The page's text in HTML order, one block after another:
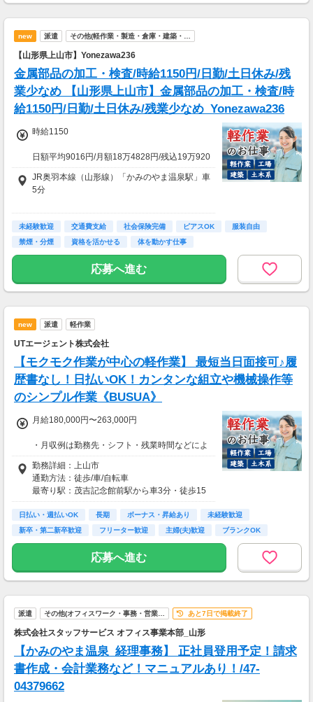
本業や家庭と両立しながら副業として活動され
ています。
new 派遣 その他(軽作業・製造・倉庫・建築・…
【山形県上山市】Yonezawa236
金属部品の加工・検査/時給1150円/日勤/土日休み/残
業少なめ 【山形県上山市】金属部品の加工・検査/時
給1150円/日勤/土日休み/残業少なめ_Yonezawa236
時給1150
日額平均9016円/月額18万4828円/残込19万920
8円
★応募資格★
の方は卒業後に派遣登録が可能です。）
JR奥羽本線（山形線）「かみのやま温泉駅」車
5分
車・バイク・自転車通勤可（無料駐車場有 ※敷
地内徒歩1分）
未経験歓迎 交通費支給 社会保険完備 ピアスOK
服装自由
禁煙・分煙
資格を活かせる 体を動かす仕事
応募へ進む
new 派遣 軽作業
UTエージェント株式会社
【モクモク作業が中心の軽作業】 最短当日面接可♪履
歴書なし！日払いOK！カンタンな組立や機械操作等
のシンプル作業《BUSUA》
月給180,000円〜263,000円
・月収例は勤務先・シフト・残業時間などによ
り変動します
・各種手当あり（残業手当、休出手当、深夜勤
務がある場合は深夜手当 など）
・昇給あり（昇格制度あり）
■日払い制度（新制度）
・最短5分で働いた分の給与を口座受取可能
・スマホからカンタン申請
・1,000円単位で利用可能
■交通費 上限30,000円まで支給 ※会社規定有
り
勤務詳細：上山市
通勤方法：徒歩/車/自転車
最寄り駅：茂吉記念館前駅から車3分・徒歩15
分
※構内の（無料）駐車場利用OK
※自家用車による通勤が基本
※冬季（11月下旬から3月下旬）は自転車通勤
※社宅が徒歩圏内であれば徒歩通勤可
に合ったお仕事をご紹介します！
日払い・週払いOK 長期 ボーナス・昇給あり
未経験歓迎
新卒・第二新卒歓迎
フリーター歓迎 主婦(夫)歓迎
ブランクOK
学歴不問
応募へ進む
派遣 その他(オフィスワーク・事務・営業… あと7日で掲載終了
株式会社スタッフサービス オフィス事業本部_山形
【かみのやま温泉_経理事務】 正社員登用予定！請求
書作成・会計業務など！マニュアルあり！/47-
04379662